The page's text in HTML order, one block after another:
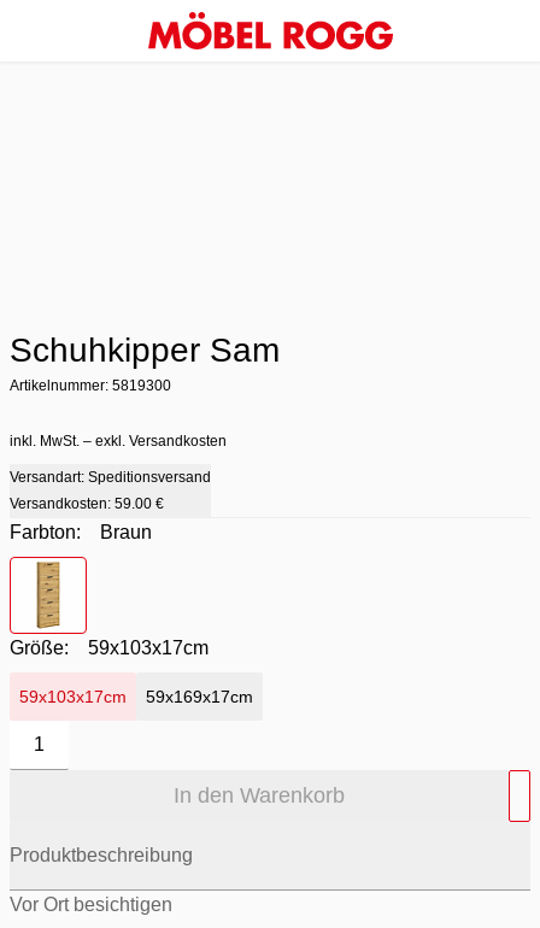
Schuhkipper Sam
Artikelnummer: 5819300
inkl. MwSt. – exkl. Versandkosten
Versandart: Speditionsversand
Versandkosten: 59.00 €
Farbton:
Braun
Farbton
Größe: 59x103x17cm
59x103x17cm 59x169x17cm
1
In den Warenkorb
Produktbeschreibung
Vor Ort besichtigen